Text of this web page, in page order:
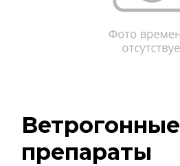
Ветрогонные
препараты